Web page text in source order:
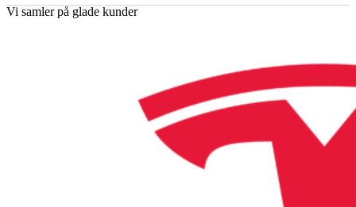
Vi samler på glade kunder